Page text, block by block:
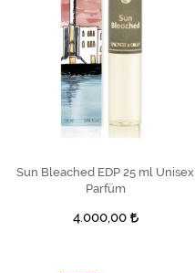
SEPETE EKLE
Sun Bleached EDP 25 ml Unisex
Parfüm
4.000,00